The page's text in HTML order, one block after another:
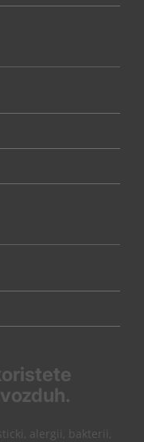
alergii, bakterii,